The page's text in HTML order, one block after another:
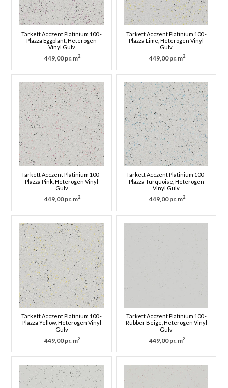
Tarkett Acczent Platinium 100 -
Plazza Eggplant, Heterogen
Vinyl Gulv
449,00 pr. m2
Tarkett Acczent Platinium 100 -
Plazza Lime, Heterogen Vinyl
Gulv
449,00 pr. m2
Tarkett Acczent Platinium 100 -
Plazza Pink, Heterogen Vinyl
Gulv
449,00 pr. m2
Tarkett Acczent Platinium 100 -
Plazza Turquoise, Heterogen
Vinyl Gulv
449,00 pr. m2
Tarkett Acczent Platinium 100 -
Plazza Yellow, Heterogen Vinyl
Gulv
449,00 pr. m2
Tarkett Acczent Platinium 100 -
Rubber Beige, Heterogen Vinyl
Gulv
449,00 pr. m2